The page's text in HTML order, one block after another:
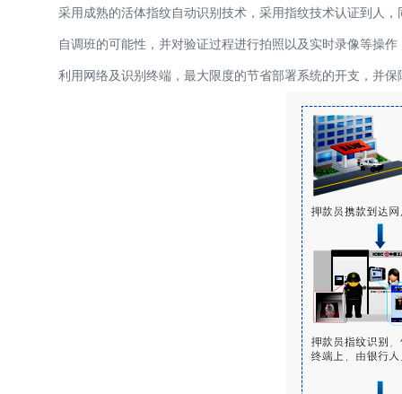
采用成熟的活体指纹自动识别技术，采用指纹技术认证到人
自调班的可能性，并对验证过程进行拍照以及实时录像等操
利用网络及识别终端，最大限度的节省部署系统的开支，并保